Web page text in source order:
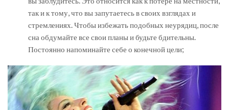
так и к тому, что вы запутаетесь в своих взглядах и
стремлениях. Чтобы избежать подобных неурядиц, после
сна обдумайте все свои планы и будьте бдительны.
Постоянно напоминайте себе о конечной цели;